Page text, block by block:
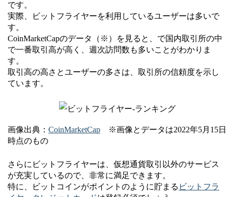
です。
実際、ビットフライヤーを利用しているユーザーは多いで
す。
CoinMarketCapのデータ（※）を見ると、で国内取引所の中
で一番取引高が高く、週次訪問数も多いことがわかりま
す。
取引高の高さとユーザーの多さは、取引所の信頼度を示し
ています。
画像出典： CoinMarketCap ※画像とデータは2022年5月15日
時点のもの
さらにビットフライヤーは、仮想通貨取引以外のサービス
が充実しているので、非常に満足できます。
特に、ビットコインがポイントのように貯まる ビットフラ